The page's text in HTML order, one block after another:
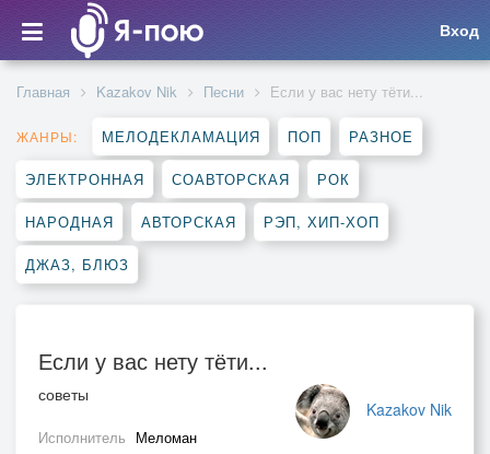
Вход
Главная Kazakov Nik Песни Если у вас нету тёти...
ЖАНРЫ: МЕЛОДЕКЛАМАЦИЯ ПОП РАЗНОЕ
ЭЛЕКТРОННАЯ СОАВТОРСКАЯ РОК
НАРОДНАЯ АВТОРСКАЯ РЭП, ХИП-ХОП
ДЖАЗ, БЛЮЗ
Если у вас нету тёти...
Kazakov Nik
советы
Исполнитель Меломан